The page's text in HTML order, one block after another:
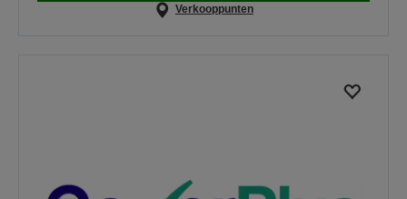
Verkooppunten